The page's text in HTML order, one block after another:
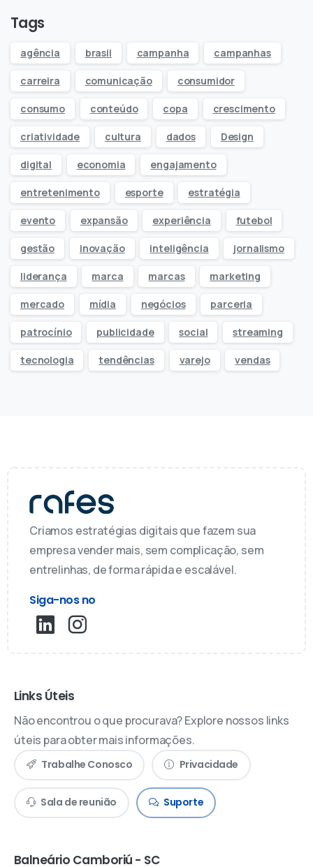
Tags
agência brasil campanha campanhas
carreira comunicação consumidor
consumo conteúdo copa crescimento
criatividade cultura dados Design
digital economia engajamento
entretenimento esporte estratégia
evento expansão experiência futebol
gestão inovação inteligência jornalismo
liderança marca marcas marketing
mercado mídia negócios parceria
patrocínio publicidade social streaming
tecnologia tendências varejo vendas
Criamos estratégias digitais que fazem sua
empresa vender mais, sem complicação, sem
entrelinhas, de forma rápida e escalável.
Siga-nos no
Links Úteis
Não encontrou o que procurava? Explore nossos links
úteis para obter mais informações.
Trabalhe Conosco Privacidade
Sala de reunião Suporte
Balneário Camboriú - SC